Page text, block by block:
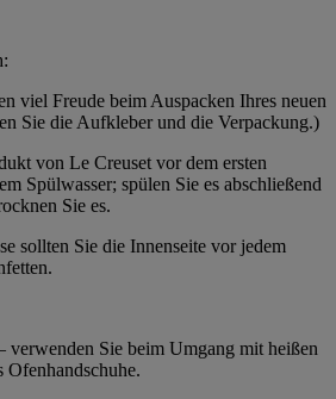
viel Freude beim Auspacken Ihres neuen
Sie die Aufkleber und die Verpackung.)
von Le Creuset vor dem ersten
Spülwasser; spülen Sie es abschließend
Sie es.
sollten Sie die Innenseite vor jedem
verwenden Sie beim Umgang mit heißen
Ofenhandschuhe.